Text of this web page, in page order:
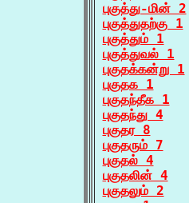
புகுத்து-மின் 2
புகுத்துதற்கு 1
புகுத்தும் 1
புகுத்துவல் 1
புகுதக்கன்று 1
புகுதக 1
புகுதந்தீக 1
புகுதந்து 4
புகுதர 8
புகுதரும் 7
புகுதல் 4
புகுதலின் 4
புகுதலும் 2